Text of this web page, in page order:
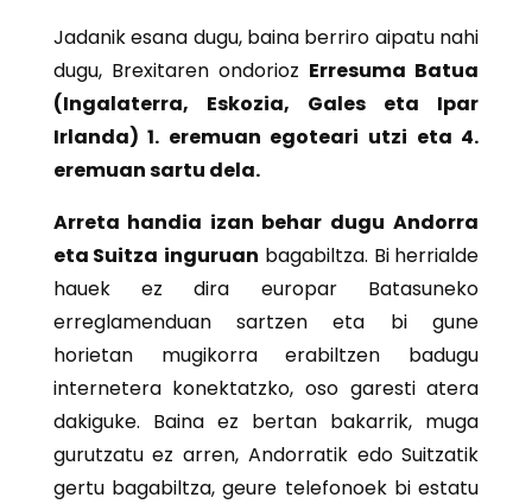
Jadanik esana dugu, baina berriro aipatu nahi
dugu, Brexitaren ondorioz Erresuma Batua
(Ingalaterra, Eskozia, Gales eta Ipar
Irlanda) 1. eremuan egoteari utzi eta 4.
eremuan sartu dela.
Arreta handia izan behar dugu Andorra
eta Suitza inguruan bagabiltza. Bi herrialde
hauek ez dira europar Batasuneko
erreglamenduan sartzen eta bi gune
horietan mugikorra erabiltzen badugu
internetera konektatzko, oso garesti atera
dakiguke. Baina ez bertan bakarrik, muga
gurutzatu ez arren, Andorratik edo Suitzatik
gertu bagabiltza, geure telefonoek bi estatu